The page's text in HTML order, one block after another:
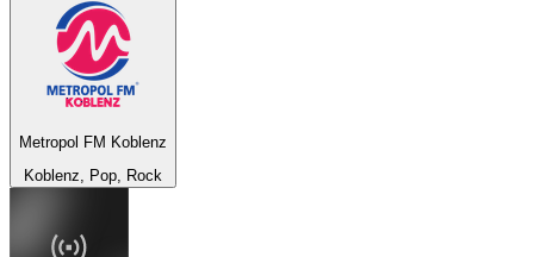
Metropol FM Koblenz
Koblenz, Pop, Rock